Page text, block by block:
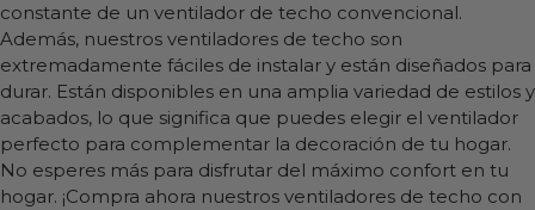
constante de un ventilador de techo convencional.
Además, nuestros ventiladores de techo son
extremadamente fáciles de instalar y están diseñados para
durar. Están disponibles en una amplia variedad de estilos y
acabados, lo que significa que puedes elegir el ventilador
perfecto para complementar la decoración de tu hogar.
No esperes más para disfrutar del máximo confort en tu
hogar. ¡Compra ahora nuestros ventiladores de techo con